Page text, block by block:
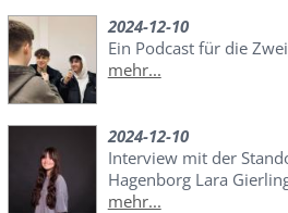
2024-12-10
Ein Podcast für die
mehr...
2024-12-10
Interview mit der
Hagenborg Lara
mehr...